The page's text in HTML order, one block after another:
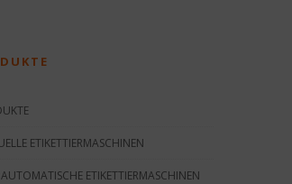
ETIKETTIERMASCHINEN
ETIKETTIERMASCHINEN